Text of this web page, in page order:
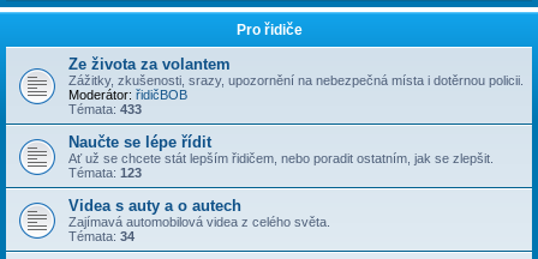
Pro řidiče
Ze života za volantem
Zážitky, zkušenosti, srazy, upozornění na nebezpečná místa i dotěrnou policii.
Moderátor: řidičBOB
Témata: 433
Naučte se lépe řídit
Ať už se chcete stát lepším řidičem, nebo poradit ostatním, jak se zlepšit.
Témata: 123
Videa s auty a o autech
Zajímavá automobilová videa z celého světa.
Témata: 34